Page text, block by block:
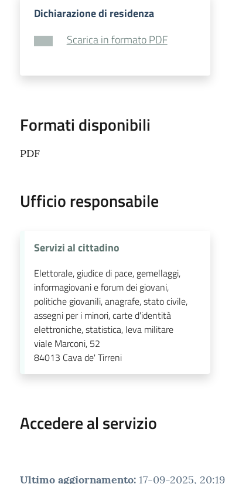
Dichiarazione di residenza
Scarica in formato PDF
Formati disponibili
PDF
Ufficio responsabile
Servizi al cittadino
Elettorale, giudice di pace, gemellaggi,
informagiovani e forum dei giovani,
politiche giovanili, anagrafe, stato civile,
assegni per i minori, carte d'identità
elettroniche, statistica, leva militare
viale Marconi, 52
84013 Cava de' Tirreni
Accedere al servizio
Ultimo aggiornamento: 17-09-2025, 20:19